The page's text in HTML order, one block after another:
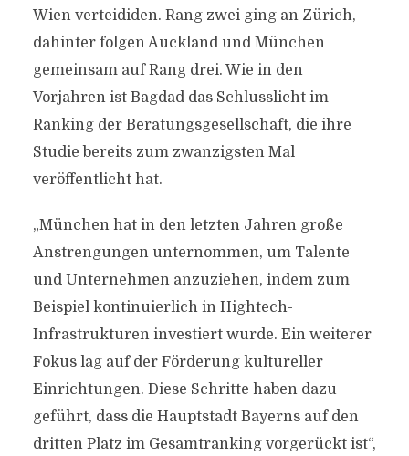
Wien verteididen. Rang zwei ging an Zürich,
dahinter folgen Auckland und München
gemeinsam auf Rang drei. Wie in den
Vorjahren ist Bagdad das Schlusslicht im
Ranking der Beratungsgesellschaft, die ihre
Studie bereits zum zwanzigsten Mal
veröffentlicht hat.
„München hat in den letzten Jahren große
Anstrengungen unternommen, um Talente
und Unternehmen anzuziehen, indem zum
Beispiel kontinuierlich in Hightech-
Infrastrukturen investiert wurde. Ein weiterer
Fokus lag auf der Förderung kultureller
Einrichtungen. Diese Schritte haben dazu
geführt, dass die Hauptstadt Bayerns auf den
dritten Platz im Gesamtranking vorgerückt ist“,